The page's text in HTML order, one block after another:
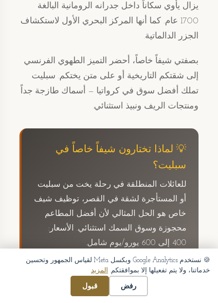
يزال يأوي سكاناً داخل جدرانه الرومانية البالغة
1700 عام. كما أنها المركز البحري الأول لاستكشاف
الجزر الدالماتية.
بصفتي شيفاً خاصاً، أحضر التميز الطهوي الفرنسي
إلى شقتكم التاريخية أو على متن يختكم. سبليت
تملك أفضل سوق في كرواتيا — أسماك طازجة جداً
ومنتجات الريف ونبيذ استثنائي.
💡 لماذا تختارون شيفاً خاصاً في
سبليت؟
للعائلات المنطلقة في رحلة يخت من سبليت
أو المستأجرة لشقة في القصر، توظيف شيف
خاص هو الحل المثالي لأن أفضل المطاعم
محجوزة وسوق السمك استثنائي. الأسعار:
400 إلى 600 يورو/يوم شامل.
مركز تأجير اليخوت
سبليت هي نقطة الانطلاق الأولى نحو الجزر. أنضم إلى
🍪 نستخدم Google Analytics وبكسل Meta لقياس الجمهور وتحسين
خدماتنا، ولا يتم تفعيلها إلا بموافقتكم. المزيد
رفض قبول